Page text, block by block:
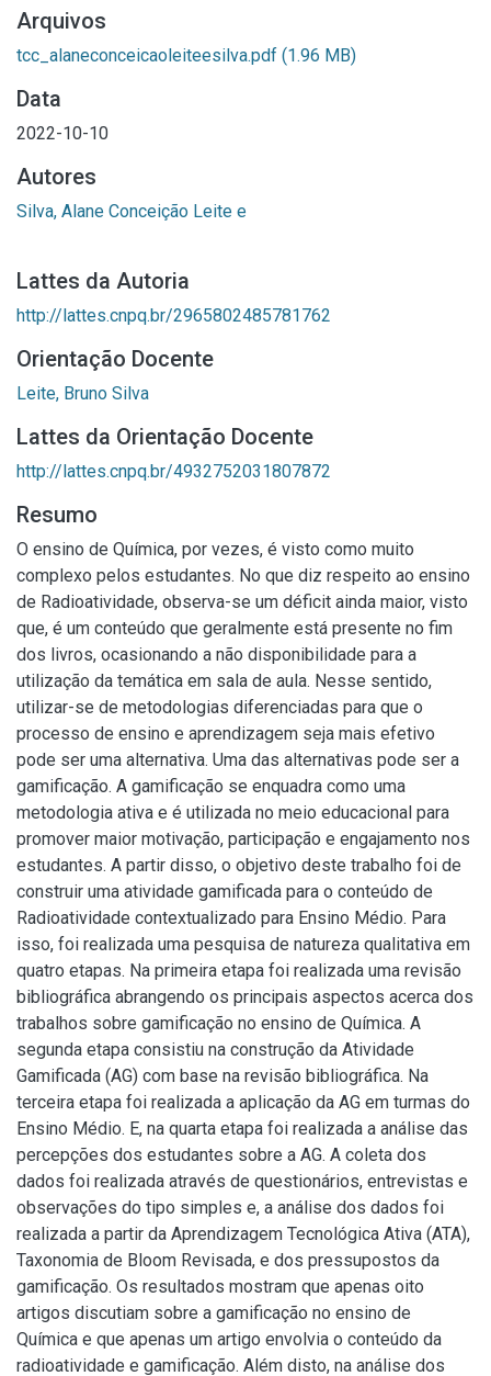
Arquivos
tcc_alaneconceicaoleiteesilva.pdf (1.96 MB)
Data
2022-10-10
Autores
Silva, Alane Conceição Leite e
Lattes da Autoria
http://lattes.cnpq.br/2965802485781762
Orientação Docente
Leite, Bruno Silva
Lattes da Orientação Docente
http://lattes.cnpq.br/4932752031807872
Resumo
O ensino de Química, por vezes, é visto como muito
complexo pelos estudantes. No que diz respeito ao ensino
de Radioatividade, observa-se um déficit ainda maior, visto
que, é um conteúdo que geralmente está presente no fim
dos livros, ocasionando a não disponibilidade para a
utilização da temática em sala de aula. Nesse sentido,
utilizar-se de metodologias diferenciadas para que o
processo de ensino e aprendizagem seja mais efetivo
pode ser uma alternativa. Uma das alternativas pode ser a
gamificação. A gamificação se enquadra como uma
metodologia ativa e é utilizada no meio educacional para
promover maior motivação, participação e engajamento nos
estudantes. A partir disso, o objetivo deste trabalho foi de
construir uma atividade gamificada para o conteúdo de
Radioatividade contextualizado para Ensino Médio. Para
isso, foi realizada uma pesquisa de natureza qualitativa em
quatro etapas. Na primeira etapa foi realizada uma revisão
bibliográfica abrangendo os principais aspectos acerca dos
trabalhos sobre gamificação no ensino de Química. A
segunda etapa consistiu na construção da Atividade
Gamificada (AG) com base na revisão bibliográfica. Na
terceira etapa foi realizada a aplicação da AG em turmas do
Ensino Médio. E, na quarta etapa foi realizada a análise das
percepções dos estudantes sobre a AG. A coleta dos
dados foi realizada através de questionários, entrevistas e
observações do tipo simples e, a análise dos dados foi
realizada a partir da Aprendizagem Tecnológica Ativa (ATA),
Taxonomia de Bloom Revisada, e dos pressupostos da
gamificação. Os resultados mostram que apenas oito
artigos discutiam sobre a gamificação no ensino de
Química e que apenas um artigo envolvia o conteúdo da
radioatividade e gamificação. Além disto, na análise dos